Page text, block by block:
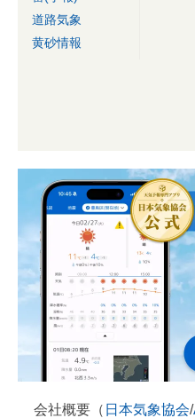
道路気象
黄砂情報
会社概要（ 日本気象協会/